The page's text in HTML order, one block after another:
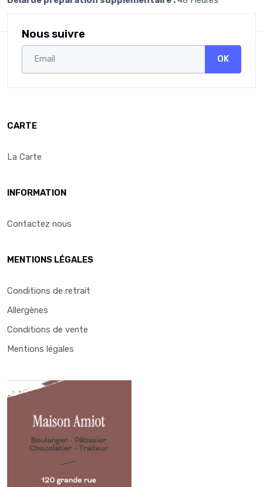
Nous suivre
OK
CARTE
La Carte
INFORMATION
Contactez nous
MENTIONS LÉGALES
Conditions de retrait
Allergènes
Conditions de vente
Mentions légales